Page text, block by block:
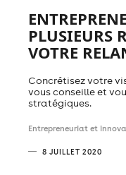
PLUSIEURS
VOTRE
Concrétisez votre
vous conseille et
stratégiques.
Entrepreneuriat et
8 JUILLET 2020